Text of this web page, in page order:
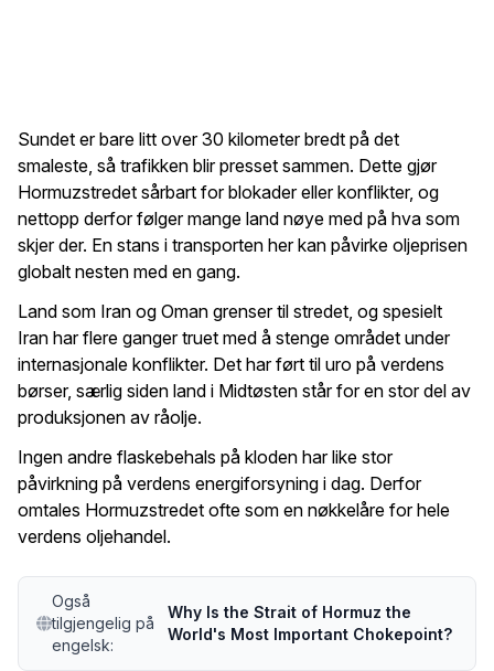
Sundet er bare litt over 30 kilometer bredt på det
smaleste, så trafikken blir presset sammen. Dette gjør
Hormuzstredet sårbart for blokader eller konflikter, og
nettopp derfor følger mange land nøye med på hva som
skjer der. En stans i transporten her kan påvirke oljeprisen
globalt nesten med en gang.
Land som Iran og Oman grenser til stredet, og spesielt
Iran har flere ganger truet med å stenge området under
internasjonale konflikter. Det har ført til uro på verdens
børser, særlig siden land i Midtøsten står for en stor del av
produksjonen av råolje.
Ingen andre flaskebehals på kloden har like stor
påvirkning på verdens energiforsyning i dag. Derfor
omtales Hormuzstredet ofte som en nøkkelåre for hele
verdens oljehandel.
Også
tilgjengelig på
engelsk:
Why Is the Strait of Hormuz the
World's Most Important Chokepoint?